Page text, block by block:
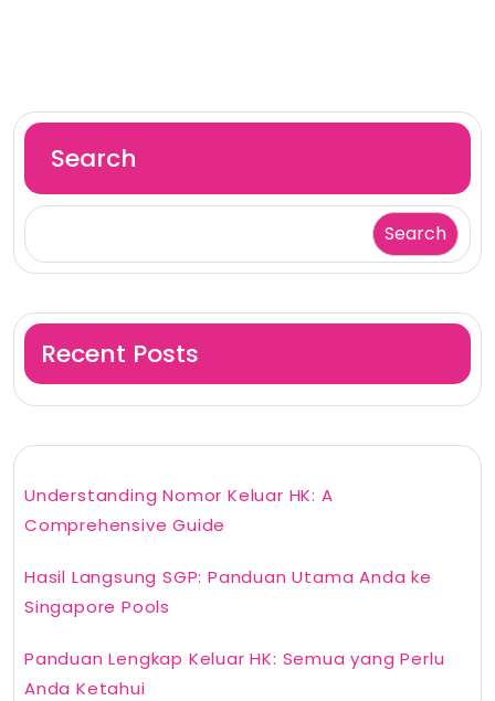
Search
Search
Recent Posts
Understanding Nomor Keluar HK: A
Comprehensive Guide
Hasil Langsung SGP: Panduan Utama Anda ke
Singapore Pools
Panduan Lengkap Keluar HK: Semua yang Perlu
Anda Ketahui